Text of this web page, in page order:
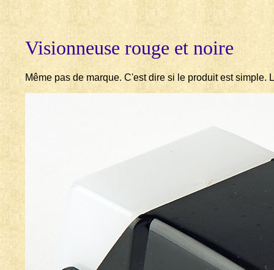
Visionneuse rouge et noire
Même pas de marque. C'est dire si le produit est